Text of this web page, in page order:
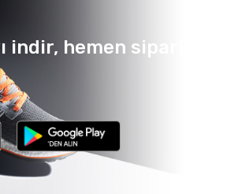
indir, hemen sipariş